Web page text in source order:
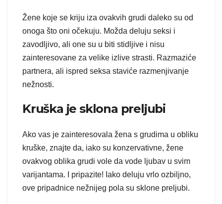
Žene koje se kriju iza ovakvih grudi daleko su od
onoga što oni očekuju. Možda deluju seksi i
zavodljivo, ali one su u biti stidljive i nisu
zainteresovane za velike izlive strasti. Razmaziće
partnera, ali ispred seksa staviće razmenjivanje
nežnosti.
Kruška je sklona preljubi
Ako vas je zainteresovala žena s grudima u obliku
kruške, znajte da, iako su konzervativne, žene
ovakvog oblika grudi vole da vode ljubav u svim
varijantama. I pripazite! Iako deluju vrlo ozbiljno,
ove pripadnice nežnijeg pola su sklone preljubi.